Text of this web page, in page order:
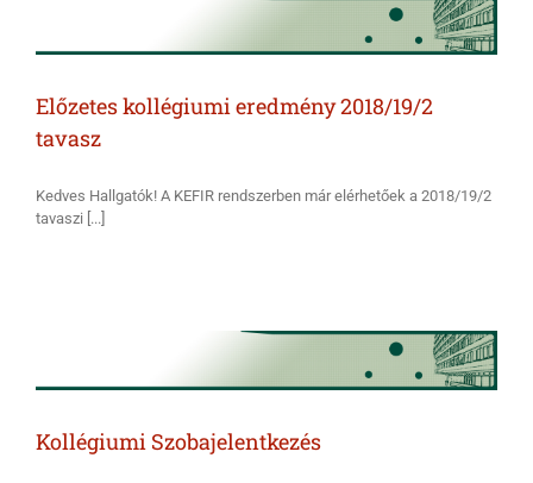
Előzetes kollégiumi eredmény 2018/19/2
tavasz
Kedves Hallgatók! A KEFIR rendszerben már elérhetőek a 2018/19/2
tavaszi [...]
Kollégiumi Szobajelentkezés